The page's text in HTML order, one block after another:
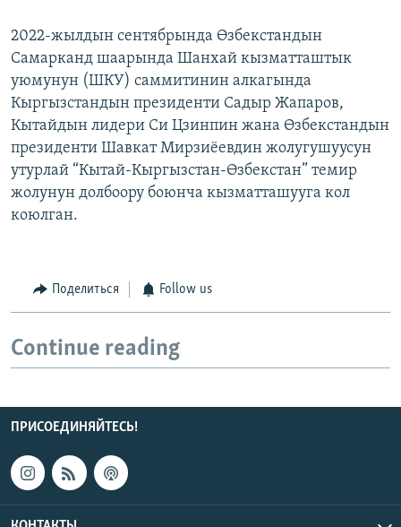
2022-жылдын сентябрында Өзбекстандын
Самарканд шаарында Шанхай кызматташтык
уюмунун (ШКУ) саммитинин алкагында
Кыргызстандын президенти Садыр Жапаров,
Кытайдын лидери Си Цзинпин жана Өзбекстандын
президенти Шавкат Мирзиёевдин жолугушуусун
утурлай “Кытай-Кыргызстан-Өзбекстан” темир
жолунун долбоору боюнча кызматташууга кол
коюлган.
Поделиться Follow us
Continue reading
ПРИСОЕДИНЯЙТЕСЬ!